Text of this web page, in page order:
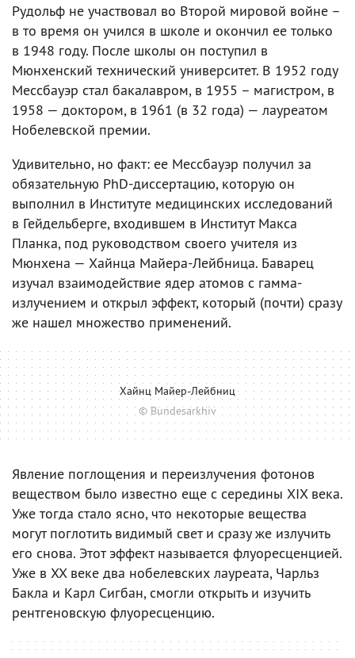
Рудольф не участвовал во Второй мировой войне –
в то время он учился в школе и окончил ее только
в 1948 году. После школы он поступил в
Мюнхенский технический университет. В 1952 году
Мессбауэр стал бакалавром, в 1955 – магистром, в
1958 — доктором, в 1961 (в 32 года) — лауреатом
Нобелевской премии.
Удивительно, но факт: ее Мессбауэр получил за
обязательную PhD-диссертацию, которую он
выполнил в Институте медицинских исследований
в Гейдельберге, входившем в Институт Макса
Планка, под руководством своего учителя из
Мюнхена — Хайнца Майера-Лейбница. Баварец
изучал взаимодействие ядер атомов с гамма-
излучением и открыл эффект, который (почти) сразу
же нашел множество применений.
Хайнц Майер-Лейбниц
© Bundesarkhiv
Явление поглощения и переизлучения фотонов
веществом было известно еще с середины XIX века.
Уже тогда стало ясно, что некоторые вещества
могут поглотить видимый свет и сразу же излучить
его снова. Этот эффект называется флуоресценцией.
Уже в XX веке два нобелевских лауреата, Чарльз
Бакла и Карл Сигбан, смогли открыть и изучить
рентгеновскую флуоресценцию.